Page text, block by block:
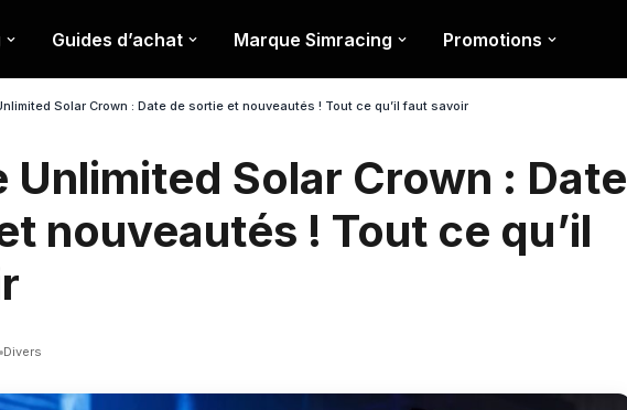
Guides d’achat Marque Simracing Promotions
Solar Crown : Date de sortie et nouveautés ! Tout ce qu’il faut savoir
Unlimited Solar Crown : Date
nouveautés ! Tout ce qu’il
Divers